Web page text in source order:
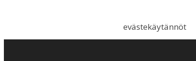
evästekäytännöt